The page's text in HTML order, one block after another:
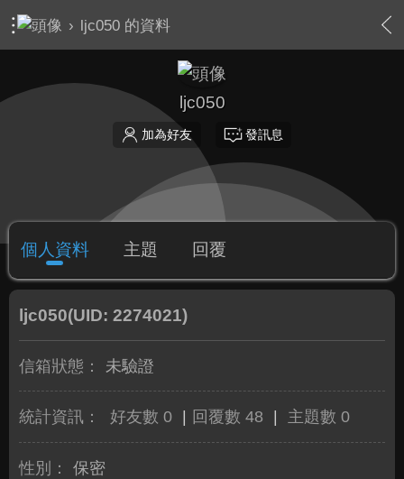
› ljc050 的資料
ljc050
加為好友 發訊息
個人資料 主題 回覆
ljc050(UID: 2274021)
信箱狀態： 未驗證
統計資訊： 好友數 0 回覆數 48 主題數 0
性別：
保密